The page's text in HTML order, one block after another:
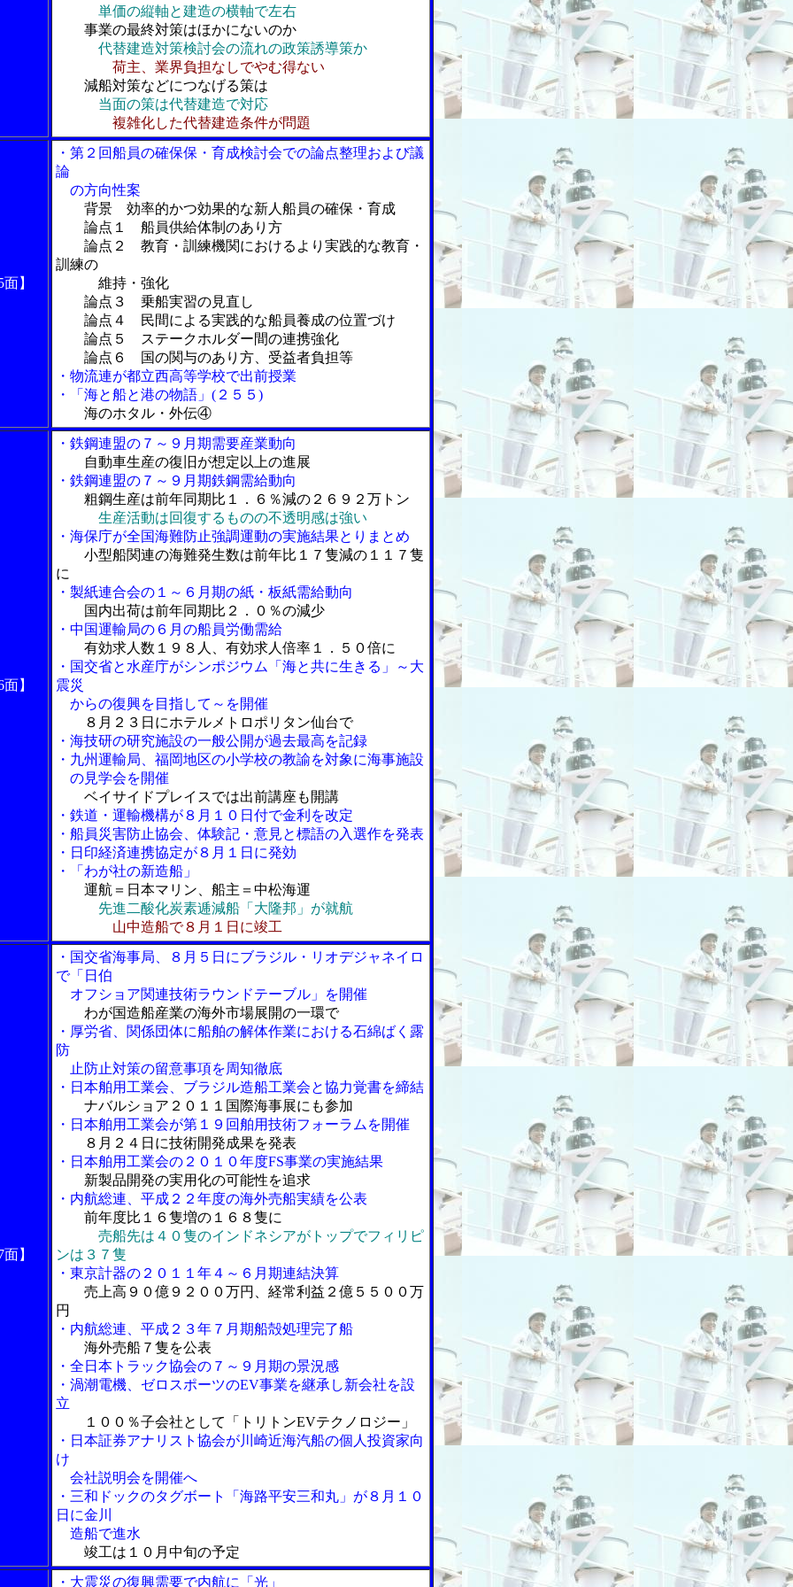
単価の縦軸と建造の横軸で左右
事業の最終対策はほかにないのか
代替建造対策検討会の流れの政策誘導策か
荷主、業界負担なしでやむ得ない
減船対策などにつなげる策は
当面の策は代替建造で対応
複雑化した代替建造条件が問題
】
・第２回船員の確保保・育成検討会での論点整理および議
論
の方向性案
背景 効率的かつ効果的な新人船員の確保・育成
論点１ 船員供給体制のあり方
論点２ 教育・訓練機関におけるより実践的な教育・
訓練の
維持・強化
論点３ 乗船実習の見直し
論点４ 民間による実践的な船員養成の位置づけ
論点５ ステークホルダー間の連携強化
論点６ 国の関与のあり方、受益者負担等
・物流連が都立西高等学校で出前授業
・「海と船と港の物語」(２５５)
海のホタル・外伝④
】
・鉄鋼連盟の７～９月期需要産業動向
自動車生産の復旧が想定以上の進展
・鉄鋼連盟の７～９月期鉄鋼需給動向
粗鋼生産は前年同期比１．６％減の２６９２万トン
生産活動は回復するものの不透明感は強い
・海保庁が全国海難防止強調運動の実施結果とりまとめ
小型船関連の海難発生数は前年比１７隻減の１１７隻
に
・製紙連合会の１～６月期の紙・板紙需給動向
国内出荷は前年同期比２．０％の減少
・中国運輸局の６月の船員労働需給
有効求人数１９８人、有効求人倍率１．５０倍に
・国交省と水産庁がシンポジウム「海と共に生きる」～大
震災
からの復興を目指して～を開催
８月２３日にホテルメトロポリタン仙台で
・海技研の研究施設の一般公開が過去最高を記録
・九州運輸局、福岡地区の小学校の教諭を対象に海事施設
の見学会を開催
ベイサイドプレイスでは出前講座も開講
・鉄道・運輸機構が８月１０日付で金利を改定
・船員災害防止協会、体験記・意見と標語の入選作を発表
・日印経済連携協定が８月１日に発効
・「わが社の新造船」
運航＝日本マリン、船主＝中松海運
先進二酸化炭素逓減船「大隆邦」が就航
山中造船で８月１日に竣工
】
・国交省海事局、８月５日にブラジル・リオデジャネイロ
で「日伯
オフショア関連技術ラウンドテーブル」を開催
わが国造船産業の海外市場展開の一環で
・厚労省、関係団体に船舶の解体作業における石綿ばく露
防
止防止対策の留意事項を周知徹底
・日本舶用工業会、ブラジル造船工業会と協力覚書を締結
ナバルショア２０１１国際海事展にも参加
・日本舶用工業会が第１９回舶用技術フォーラムを開催
８月２４日に技術開発成果を発表
・日本舶用工業会の２０１０年度FS事業の実施結果
新製品開発の実用化の可能性を追求
・内航総連、平成２２年度の海外売船実績を公表
前年度比１６隻増の１６８隻に
売船先は４０隻のインドネシアがトップでフィリピ
ンは３７隻
・東京計器の２０１１年４～６月期連結決算
売上高９０億９２００万円、経常利益２億５５００万
円
・内航総連、平成２３年７月期船殻処理完了船
海外売船７隻を公表
・全日本トラック協会の７～９月期の景況感
・渦潮電機、ゼロスポーツのEV事業を継承し新会社を設
立
１００％子会社として「トリトンEVテクノロジー」
・日本証券アナリスト協会が川崎近海汽船の個人投資家向
け
会社説明会を開催へ
・三和ドックのタグボート「海路平安三和丸」が８月１０
日に金川
造船で進水
竣工は１０月中旬の予定
・大震災の復興需要で内航に「光」